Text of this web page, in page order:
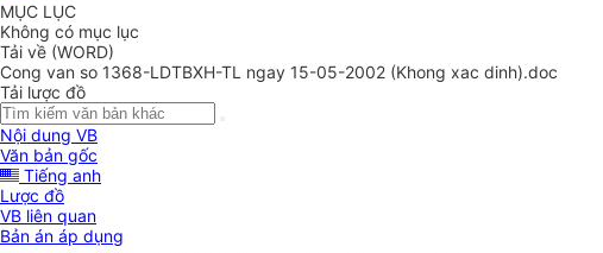
MỤC LỤC
Không có mục lục
Tải về (WORD)
Cong van so 1368-LDTBXH-TL ngay 15-05-2002 (Khong xac dinh).doc
Tải lược đồ
Nội dung VB
Văn bản gốc
Tiếng anh
Lược đồ
VB liên quan
Bản án áp dụng